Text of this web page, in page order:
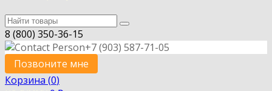
8 (800) 350-36-15
+7 (903) 587-71-05
Позвоните мне
Корзина (0)